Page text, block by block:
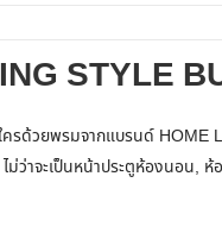
STYLE
รด้วยพรมจากแบรนด์ HOME
ว่าจะเป็นหน้าประตูห้องนอน,